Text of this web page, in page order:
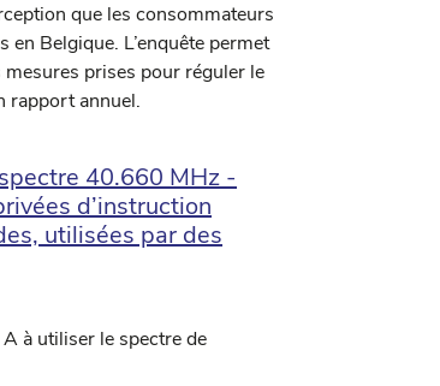
que les consommateurs
Belgique. L’enquête permet
mesures prises pour réguler le
rapport annuel.
40.660 MHz -
d’instruction
utilisées par des
à utiliser le spectre de